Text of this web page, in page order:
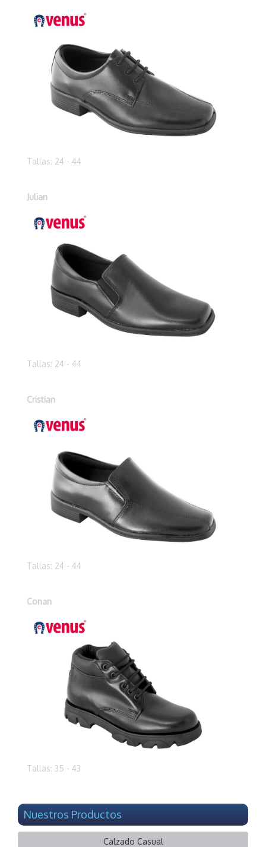
Tallas: 24 - 44
Julian
Tallas: 24 - 44
Cristian
Tallas: 24 - 44
Conan
Tallas: 35 - 43
Nuestros Productos
Calzado Casual